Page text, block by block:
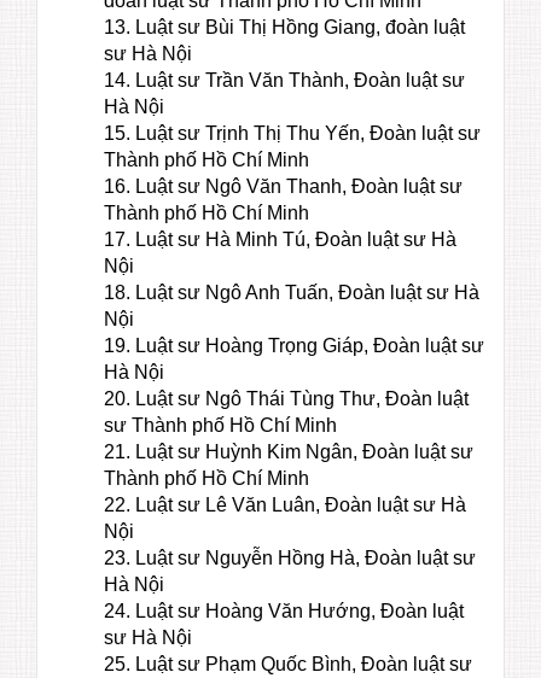
13. Luật sư Bùi Thị Hồng Giang, đoàn luật
sư Hà Nội
14. Luật sư Trần Văn Thành, Đoàn luật sư
Hà Nội
15. Luật sư Trịnh Thị Thu Yến, Đoàn luật sư
Thành phố Hồ Chí Minh
16. Luật sư Ngô Văn Thanh, Đoàn luật sư
Thành phố Hồ Chí Minh
17. Luật sư Hà Minh Tú, Đoàn luật sư Hà
Nội
18. Luật sư Ngô Anh Tuấn, Đoàn luật sư Hà
Nội
19. Luật sư Hoàng Trọng Giáp, Đoàn luật sư
Hà Nội
20. Luật sư Ngô Thái Tùng Thư, Đoàn luật
sư Thành phố Hồ Chí Minh
21. Luật sư Huỳnh Kim Ngân, Đoàn luật sư
Thành phố Hồ Chí Minh
22. Luật sư Lê Văn Luân, Đoàn luật sư Hà
Nội
23. Luật sư Nguyễn Hồng Hà, Đoàn luật sư
Hà Nội
24. Luật sư Hoàng Văn Hướng, Đoàn luật
sư Hà Nội
25. Luật sư Phạm Quốc Bình, Đoàn luật sư